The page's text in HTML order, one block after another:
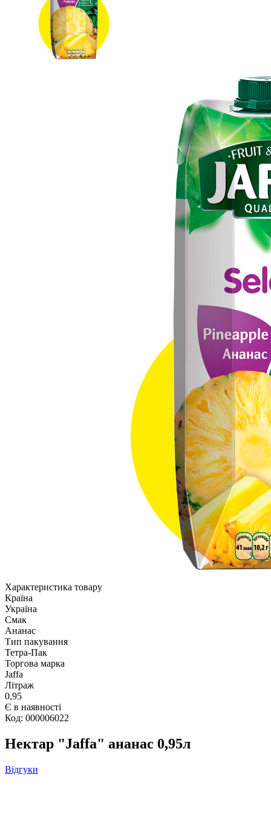
Характеристика товару
Країна
Україна
Смак
Ананас
Тип пакування
Тетра-Пак
Торгова марка
Jaffa
Літраж
0,95
Є в наявності
Код: 000006022
Нектар "Jaffa" ананас 0,95л
Відгуки